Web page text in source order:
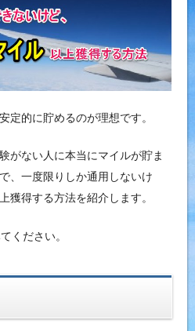
定的に貯めるのが理想です。
がない人に本当にマイルが貯ま
、一度限りしか通用しないけ
獲得する方法を紹介します。
ください。